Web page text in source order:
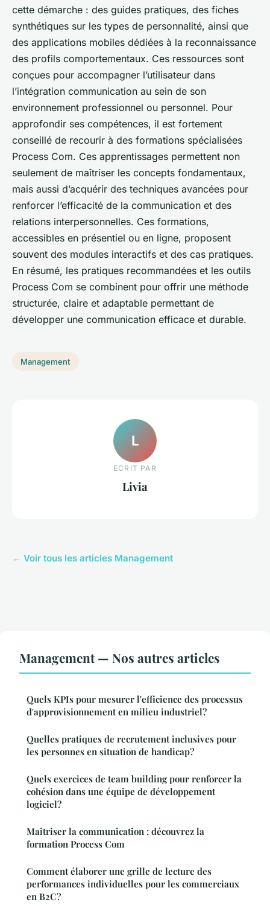
cette démarche : des guides pratiques, des fiches
synthétiques sur les types de personnalité, ainsi que
des applications mobiles dédiées à la reconnaissance
des profils comportementaux. Ces ressources sont
conçues pour accompagner l’utilisateur dans
l’intégration communication au sein de son
environnement professionnel ou personnel. Pour
approfondir ses compétences, il est fortement
conseillé de recourir à des formations spécialisées
Process Com. Ces apprentissages permettent non
seulement de maîtriser les concepts fondamentaux,
mais aussi d’acquérir des techniques avancées pour
renforcer l’efficacité de la communication et des
relations interpersonnelles. Ces formations,
accessibles en présentiel ou en ligne, proposent
souvent des modules interactifs et des cas pratiques.
En résumé, les pratiques recommandées et les outils
Process Com se combinent pour offrir une méthode
structurée, claire et adaptable permettant de
développer une communication efficace et durable.
Management
L
ECRIT PAR
Livia
← Voir tous les articles Management
Management — Nos autres articles
Quels KPIs pour mesurer l'efficience des processus
d'approvisionnement en milieu industriel?
Quelles pratiques de recrutement inclusives pour
les personnes en situation de handicap?
Quels exercices de team building pour renforcer la
cohésion dans une équipe de développement
logiciel?
Maîtriser la communication : découvrez la
formation Process Com
Comment élaborer une grille de lecture des
performances individuelles pour les commerciaux
en B2C?